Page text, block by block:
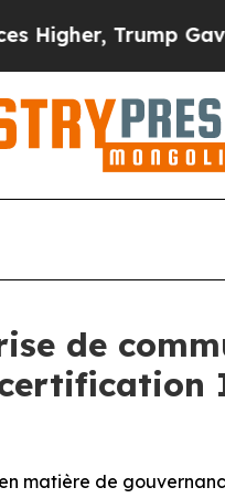
Trump Gave
de
matière de